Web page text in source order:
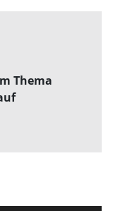
Thema